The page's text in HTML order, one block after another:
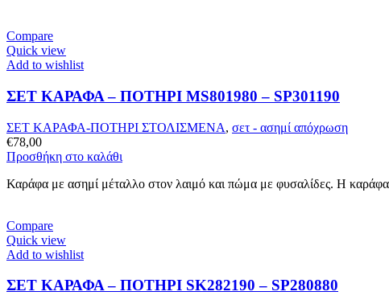
Compare
Quick view
Add to wishlist
ΣΕΤ ΚΑΡΑΦΑ – ΠΟΤHΡΙ MS801980 – SP301190
ΣΕΤ ΚΑΡΑΦΑ-ΠΟΤΗΡΙ ΣΤΟΛΙΣΜΕΝΑ, σετ - ασημί απόχρωση
€78,00
Προσθήκη στο καλάθι
Καράφα με ασημί μέταλλο στον λαιμό και πώμα με φυσαλίδες. Η
Compare
Quick view
Add to wishlist
ΣΕΤ ΚΑΡΑΦΑ – ΠΟΤΗΡΙ SK282190 – SP280880